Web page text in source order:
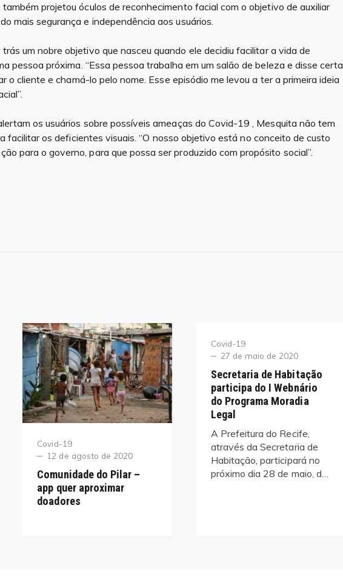
projetou óculos de reconhecimento facial com o objetivo de auxiliar
mais segurança e independência aos usuários.
um nobre objetivo que nasceu quando ele decidiu facilitar a vida de
pessoa próxima. “Essa pessoa trabalha em um salão de beleza e disse certa
o cliente e chamá-lo pelo nome. Esse episódio me levou a ter a primeira ideia
os usuários sobre possíveis ameaças do Covid-19 , Mesquita não tem
facilitar os deficientes visuais. “O nosso objetivo está no conceito de custo
para o governo, para que possa ser produzido com propósito social”.
Category
Covid-19
Posted
12 de agosto de 2020
Comunidade do Pilar –
app quer aproximar
doadores
Category
Covid-19
Posted
27 de maio de 2020
Secretaria de Habitação
participa do I Webnário
do Programa Moradia
Legal
A Prefeitura do Recife,
através da Secretaria de
Habitação, participará no
próximo dia 28 de maio, d…